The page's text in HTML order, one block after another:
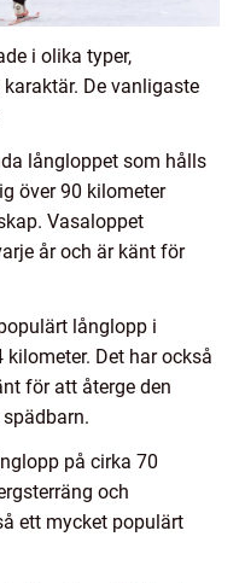
i olika typer,
De vanligaste
långloppet som hålls
över 90 kilometer
Vasaloppet
år och är känt för
långlopp i
kilometer. Det har också
för att återge den
på cirka 70
och
ett mycket populärt